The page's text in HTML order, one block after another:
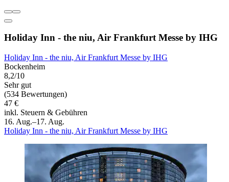
Holiday Inn - the niu, Air Frankfurt Messe by IHG
Holiday Inn - the niu, Air Frankfurt Messe by IHG
Bockenheim
8,2/10
Sehr gut
(534 Bewertungen)
47 €
inkl. Steuern & Gebühren
16. Aug.–17. Aug.
Holiday Inn - the niu, Air Frankfurt Messe by IHG